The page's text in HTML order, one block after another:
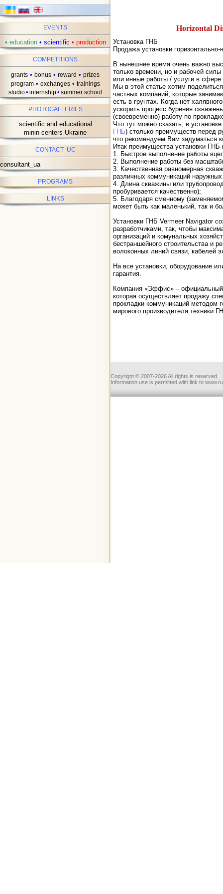
EVENTS
• education • scientific • production
COMPETITIONS
grants • bonus • reward • prizes
program • exchanges • trainings
studio• internship• summer school
PHOTOGALLERIES
scientific and educational
minin centers Ukraine
CONTACT UC
consultant_ua
PROGRAMS
LINKS
Horizontal
Установка ГНБ
Продажа установки
В нынешнее время очень важно
только времени, но и рабочей
или инные работы / услуги в
Мы в этой статье хотим
частных компаний, которые
есть в грунтах. Когда нет
ускорить процесс бурения
(своевременно) работу по
Что тут можно сказать, в
ГНБ) столько преимуществ перед
что рекомендуем Вам задуматься
Итак преимущества установки
1. Быстрое выполнение работы
2. Выполнение работы без
3. Качественная равномерная
различных коммуникаций
4. Длина скважины или
пробуривается качественно);
5. Благодаря сменному
может быть как маленький, так и
Установки ГНБ Vermeer Navigator
разработчиками, так, чтобы
организаций и комунальных
бестраншейного строительства и
волоконных линий связи, кабелей
На все установки, оборудование
гарантия.
Компания «Эффис» – официальный
которая осуществляет продажу
прокладки коммуникаций методом
мирового производителя техники
Copyrignt © 2007-2026 All rights is reserved.
Information use is permitted with link to